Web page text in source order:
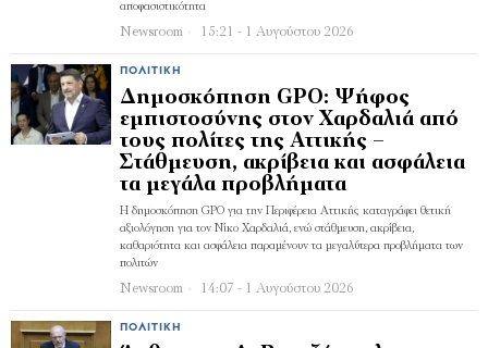
αποφασιστικότητα
Newsroom 15:21 - 1 Αυγούστου 2026
ΠΟΛΙΤΙΚΉ
Δημοσκόπηση GPO: Ψήφος
εμπιστοσύνης στον Χαρδαλιά από
τους πολίτες της Αττικής –
Στάθμευση, ακρίβεια και ασφάλεια
τα μεγάλα προβλήματα
Η δημοσκόπηση GPO για την Περιφέρεια Αττικής καταγράφει θετική
αξιολόγηση για τον Νίκο Χαρδαλιά, ενώ στάθμευση, ακρίβεια,
καθαριότητα και ασφάλεια παραμένουν τα μεγαλύτερα προβλήματα των
πολιτών
Newsroom 14:07 - 1 Αυγούστου 2026
ΠΟΛΙΤΙΚΉ